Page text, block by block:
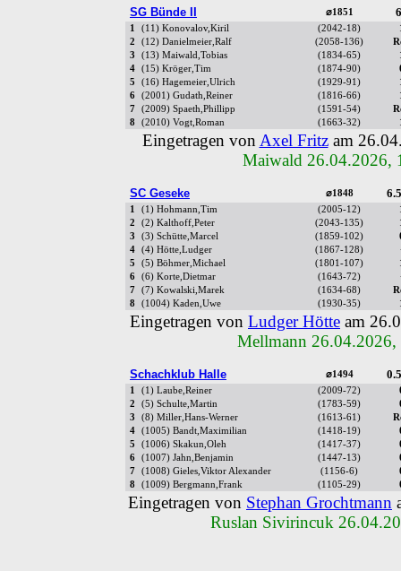
SG Bünde II ⌀1851
1 (11) Konovalov,Kiril (2042-18)
2
(12) Danielmeier,Ralf (2058-136)
3
(13) Maiwald,Tobias (1834-65)
4
(15) Kröger,Tim (1874-90)
5
(16) Hagemeier,Ulrich (1929-91)
6
(2001) Gudath,Reiner (1816-66)
7
(2009) Spaeth,Phillipp (1591-54)
8
(2010) Vogt,Roman (1663-32)
Eingetragen von Axel Fritzam
Maiwald 26.04.2026,
SC Geseke ⌀1848
1 (1) Hohmann,Tim (2005-12)
2
(2) Kalthoff,Peter (2043-135)
3
(3) Schütte,Marcel (1859-102)
4
(4) Hötte,Ludger (1867-128)
5
(5) Böhmer,Michael (1801-107)
6
(6) Korte,Dietmar (1643-72)
7
(7) Kowalski,Marek (1634-68)
8
(1004) Kaden,Uwe (1930-35)
Eingetragen von Ludger Hötte am
Mellmann
Schachklub Halle ⌀1494
1 (1) Laube,Reiner (2009-72)
2
(5) Schulte,Martin (1783-59)
3
(8) Miller,Hans-Werner (1613-61)
4
(1005) Bandt,Maximilian (1418-19)
5
(1006) Skakun,Oleh (1417-37)
6
(1007) Jahn,Benjamin (1447-13)
7
(1008) Gieles,Viktor Alexander (1156-6)
8
(1009) Bergmann,Frank (1105-29)
Eingetragen von Stephan Grochtmann
Ruslan Sivirincuk